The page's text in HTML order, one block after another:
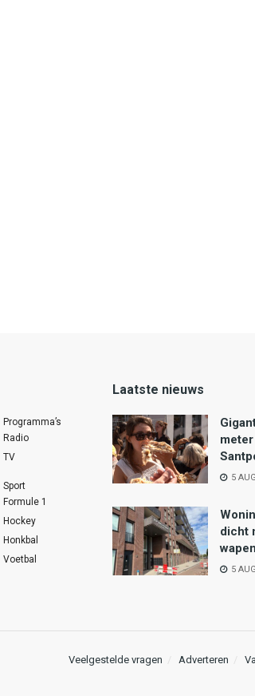
Programma’s
Radio
TV
Sport
Formule 1
Hockey
Honkbal
Voetbal
Laatste nieuws
5
dicht
5
Veelgestelde vragen Adverteren